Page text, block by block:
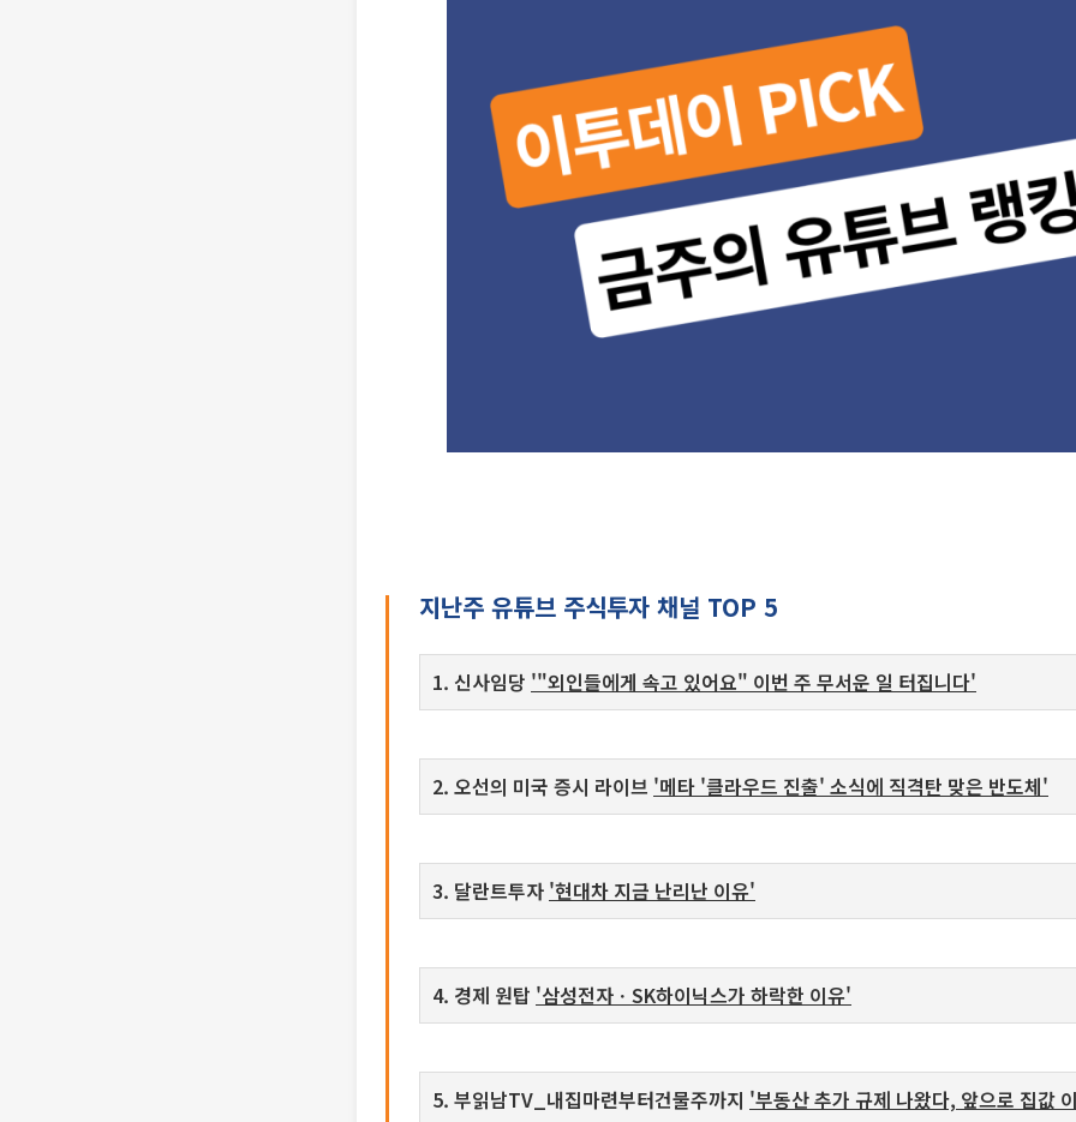
지난주 유튜브 주식투자 채널 TOP 5
1. 신사임당 '"외인들에게 속고 있어요" 이번 주 무서운 일 터집니다'
2. 오선의 미국 증시 라이브 '메타 '클라우드 진출' 소식에 직격탄 맞은 반도체'
3. 달란트투자 '현대차 지금 난리난 이유'
4. 경제 원탑 '삼성전자ㆍSK하이닉스가 하락한 이유'
5. 부읽남TV_내집마련부터건물주까지 '부동산 추가 규제 나왔다, 앞으로 집값